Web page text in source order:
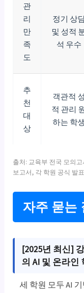
관
리
만
족
도
정기 상
및 성적
석 우수
추
천
대
상
객관적 성
적 관리
하는 학생
출처: 교육부 전국 모의
보고서, 각 학원 공식 발표
자주 묻는
[2025년 최신]
의 AI 및 온라인
세 학원 모두 AI